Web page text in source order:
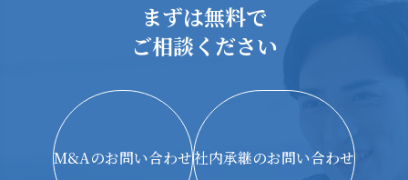
まずは無料で
ご相談ください
M&Aのお問い合わせ社内承継のお問い合わせ